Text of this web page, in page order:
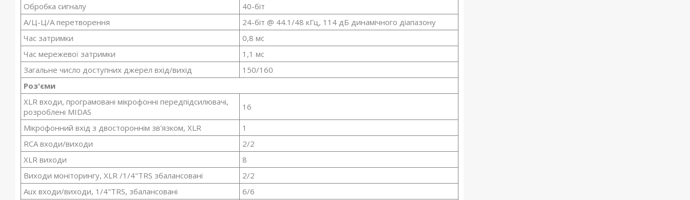
Обробка сигналу
40-біт
А/Ц-Ц/А перетворення
24-біт @ 44.1/48 кГц, 114 дБ динамічного діапазону
Час затримки
0,8 мс
Час мережевої затримки
1,1 мс
Загальне число доступних джерел вхід/вихід
150/160
Роз'єми
XLR входи, програмовані мікрофонні передпідсилювачі,
розроблені MIDAS
16
Мікрофонний вхід з двостороннім зв'язком, XLR
1
RCA входи/виходи
2/2
XLR виходи
8
Виходи моніторингу, XLR /1/4"TRS збалансовані
2/2
Aux входи/виходи, 1/4"TRS, збалансовані
6/6